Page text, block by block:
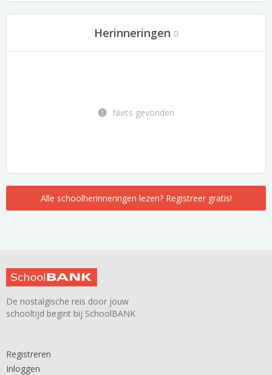
Herinneringen 0
Niets gevonden
Alle schoolherinneringen lezen? Registreer gratis!
De nostalgische reis door jouw
schooltijd begint bij SchoolBANK
Registreren
Inloggen